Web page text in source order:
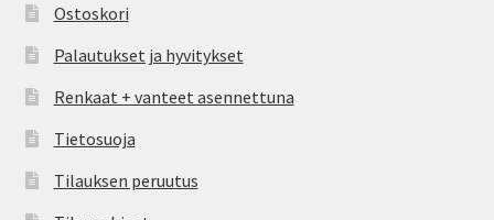
Ostoskori
Palautukset ja hyvitykset
Renkaat + vanteet asennettuna
Tietosuoja
Tilauksen peruutus